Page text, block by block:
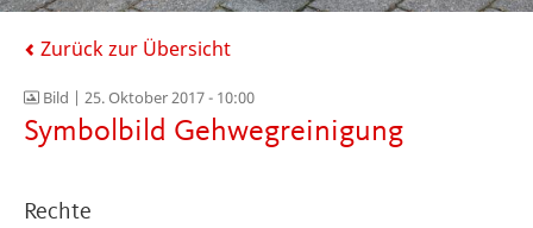
Zurück zur Übersicht
Bild | 25. Oktober 2017 - 10:00
Symbolbild Gehwegreinigung
Rechte